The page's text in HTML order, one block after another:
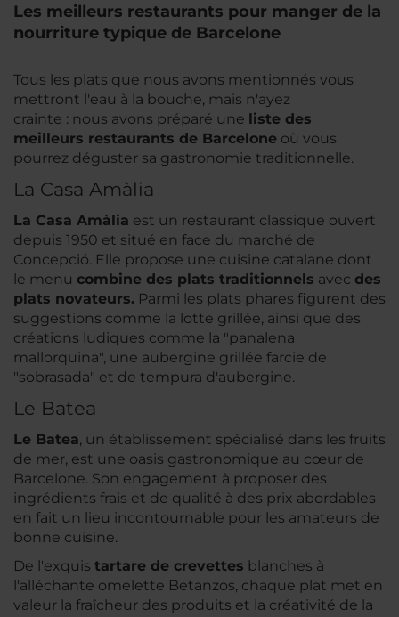
Les meilleurs restaurants pour manger de la
nourriture typique de Barcelone
Tous les plats que nous avons mentionnés vous
mettront l'eau à la bouche, mais n'ayez
crainte : nous avons préparé une liste des
meilleurs restaurants de Barcelone où vous
pourrez déguster sa gastronomie traditionnelle.
La Casa Amàlia
La Casa Amàlia est un restaurant classique ouvert
depuis 1950 et situé en face du marché de
Concepció. Elle propose une cuisine catalane dont
le menu combine des plats traditionnels avec des
plats novateurs. Parmi les plats phares figurent des
suggestions comme la lotte grillée, ainsi que des
créations ludiques comme la "panalena
mallorquina", une aubergine grillée farcie de
"sobrasada" et de tempura d'aubergine.
Le Batea
Le Batea, un établissement spécialisé dans les fruits
de mer, est une oasis gastronomique au cœur de
Barcelone. Son engagement à proposer des
ingrédients frais et de qualité à des prix abordables
en fait un lieu incontournable pour les amateurs de
bonne cuisine.
De l'exquis tartare de crevettes blanches à
l'alléchante omelette Betanzos, chaque plat met en
valeur la fraîcheur des produits et la créativité de la